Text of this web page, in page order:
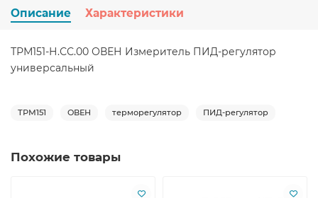
Описание Характеристики
ТРМ151-Н.СС.00 ОВЕН Измеритель ПИД-регулятор
универсальный
ТРМ151 ОВЕН терморегулятор ПИД-регулятор
Похожие товары